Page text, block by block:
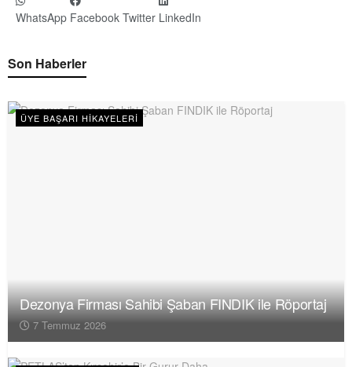
WhatsApp Facebook Twitter LinkedIn
Son Haberler
ÜYE BAŞARI HIKAYELERI
Dezonya Firması Sahibi Şaban FINDIK ile Röportaj
7 Temmuz 2026